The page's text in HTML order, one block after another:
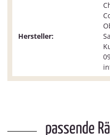
Hersteller:
passende